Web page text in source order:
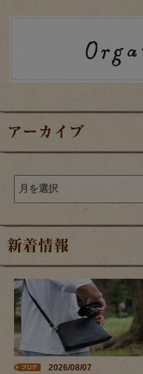
アーカイブ
新着情報
2026/08/07